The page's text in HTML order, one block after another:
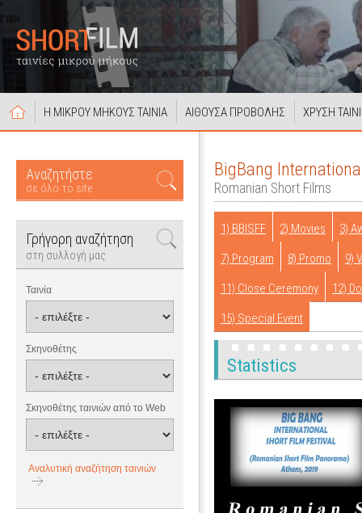
Η ΜΙΚΡΟΥ ΜΗΚΟΥΣ ΤΑΙΝΙΑ ΑΙΘΟΥΣΑ ΠΡΟΒΟΛΗΣ ΧΡΥΣΗ
Αναζητήστε
σε όλο το site
Γρήγορη αναζήτηση
στη συλλογή μας
Ταινία
Σκηνοθέτης
Σκηνοθέτης ταινιών από το Web
Αναλυτική αναζήτηση ταινιών
BigBang
Romanian Short Films
1) BBISFF 2) Movies 3)
7) Program 8) Promo 9)
11) Close Ceremony 12)
15) Special Event
Statistics